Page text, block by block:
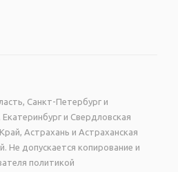
Санкт-Петербург и
и Свердловская
Астрахань и Астраханская
Не допускается копирование и
политикой